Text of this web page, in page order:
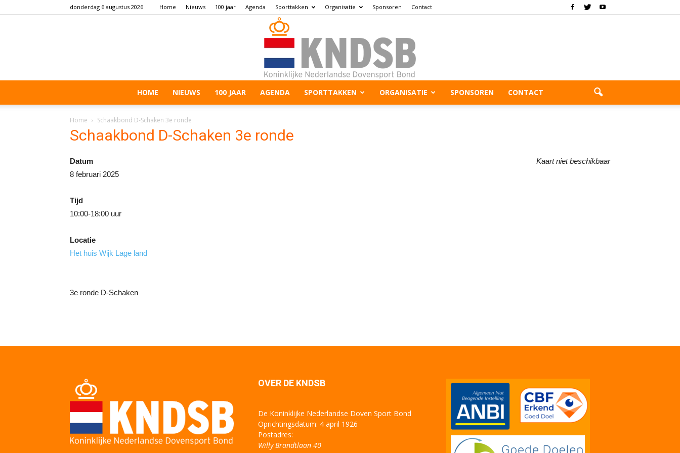
donderdag 6 augustus 2026 Home Nieuws 100 jaar Agenda Sporttakken Organisatie Sponsoren Contact
HOME NIEUWS 100 JAAR AGENDA SPORTTAKKEN ORGANISATIE SPONSOREN CONTACT
Home Schaakbond D-Schaken 3e ronde
Schaakbond D-Schaken 3e ronde
Kaart niet beschikbaar
Datum
8 februari 2025
Tijd
10:00-18:00 uur
Locatie
Het huis Wijk Lage land
3e ronde D-Schaken
OVER DE KNDSB
De Koninklijke Nederlandse Doven Sport Bond
Oprichtingsdatum: 4 april 1926
Postadres:
Willy Brandtlaan 40